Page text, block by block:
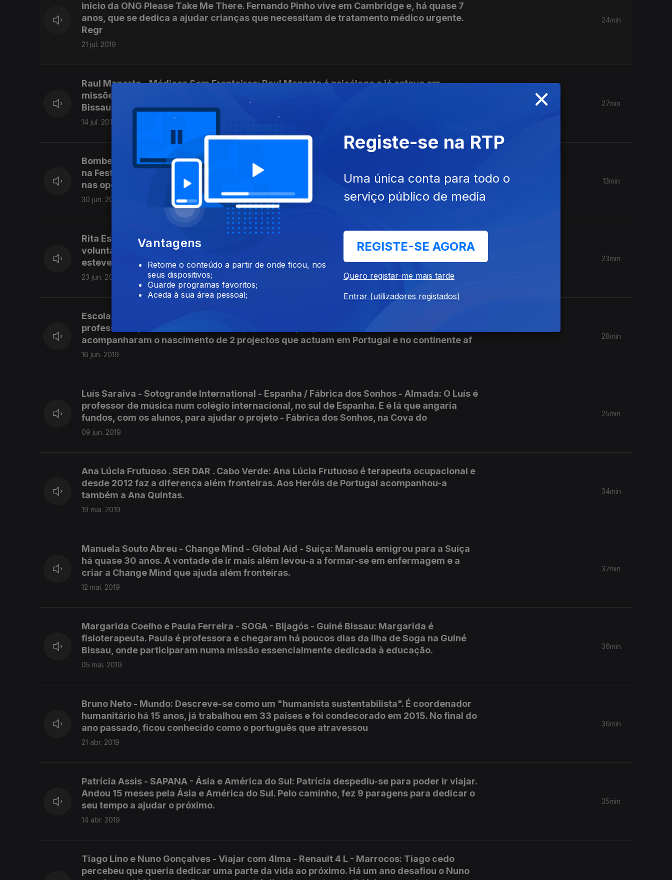
início da ONG Please Take Me There. Fernando Pinho vive em Cambridge e, há quase 7
anos, que se dedica a ajudar crianças que necessitam de tratamento médico urgente.
Regr
21 jul. 2019
24min
Raul Manarte - Médicos Sem Fronteiras: Raul Manarte é psicólogo e já esteve em
missões humanitárias na Indía, no maior campo de refugiados da Grécia e na Guiné
Bissau. Foi lá que escreveu a música
14 jul. 2019
27min
Bombeiros de Tomar em Moçambique - Ciclone Idai: durante a emissão especial da RDPI
na Festa dos Tabuleiros, conhecemos 2 bombeiros da cidade templária que participaram
nas operações de resgate das vítimas do ciclone Idai que provocou um rasto de destruiç
30 jun. 2019
13min
Rita Esteves - WACT - São Tomé e Príncipe: A Rita é engenheira agrónoma e dedica-se ao
voluntariado desde cedo, mas sempre quis ter uma experiência internacional. Em 2011
esteve no distrito de Lobata, em São Tomé e Príncipe, através da WACT - We are Chan
23 jun. 2019
23min
Escola José Saraiva - Crescer com Laços - Leiria / África: Há alunos que desafiam os
professores para fazerem a diferença. Em Leiria, as professoras Goreti e Carmo Pereira
acompanharam o nascimento de 2 projectos que actuam em Portugal e no continente af
16 jun. 2019
28min
Luís Saraiva - Sotogrande International - Espanha / Fábrica dos Sonhos - Almada: O Luís é
professor de música num colégio internacional, no sul de Espanha. E é lá que angaria
fundos, com os alunos, para ajudar o projeto - Fábrica dos Sonhos, na Cova do
09 jun. 2019
25min
Ana Lúcia Frutuoso . SER DAR . Cabo Verde: Ana Lúcia Frutuoso é terapeuta ocupacional e
desde 2012 faz a diferença além fronteiras. Aos Heróis de Portugal acompanhou-a
também a Ana Quintas.
19 mai. 2019
34min
Manuela Souto Abreu - Change Mind - Global Aid - Suíça: Manuela emigrou para a Suíça
há quase 30 anos. A vontade de ir mais além levou-a a formar-se em enfermagem e a
criar a Change Mind que ajuda além fronteiras.
12 mai. 2019
37min
Margarida Coelho e Paula Ferreira - SOGA - Bijagós - Guiné Bissau: Margarida é
fisioterapeuta. Paula é professora e chegaram há poucos dias da ilha de Soga na Guiné
Bissau, onde participaram numa missão essencialmente dedicada à educação.
05 mai. 2019
36min
Bruno Neto - Mundo: Descreve-se como um "humanista sustentabilista". É coordenador
humanitário há 15 anos, já trabalhou em 33 países e foi condecorado em 2015. No final do
ano passado, ficou conhecido como o português que atravessou
21 abr. 2019
36min
Patrícia Assis - SAPANA - Ásia e América do Sul: Patrícia despediu-se para poder ir viajar.
Andou 15 meses pela Ásia e América do Sul. Pelo caminho, fez 9 paragens para dedicar o
seu tempo a ajudar o próximo.
14 abr. 2019
35min
Tiago Lino e Nuno Gonçalves - Viajar com 4lma - Renault 4 L - Marrocos: Tiago cedo
percebeu que queria dedicar uma parte da vida ao próximo. Há um ano desafiou o Nuno
×
Vantagens
Retome o conteúdo a partir de onde ficou, nos
seus dispositivos;
Guarde programas favoritos;
Aceda à sua área pessoal;
Registe-se na RTP
Uma única conta para todo o
serviço público de media
REGISTE-SE AGORA
Quero registar-me mais tarde
Entrar (utilizadores registados)